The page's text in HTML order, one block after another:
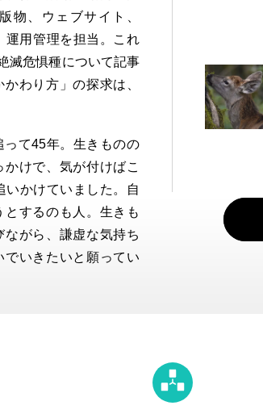
物、ウェブサイト、
運用管理を担当。これ
滅危惧種について記事
わり方」の探求は、
て45年。生きものの
けで、気が付けばこ
いかけていました。自
するのも人。生きも
がら、謙虚な気持ち
でいきたいと願ってい